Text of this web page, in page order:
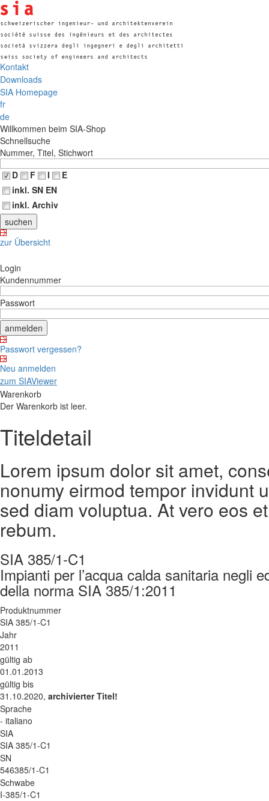
Kontakt
Downloads
SIA Homepage
fr
de
Willkommen beim SIA-Shop
Schnellsuche
Nummer, Titel, Stichwort
D
F I
E
inkl. SN EN
inkl. Archiv
zur Übersicht
Login
Kundennummer
Passwort
Passwort vergessen?
Neu anmelden
zum SIAViewer
Warenkorb
Der Warenkorb ist leer.
Titeldetail
Lorem ipsum dolor sit amet,
nonumy eirmod tempor invidunt
sed diam voluptua. At vero eos
rebum.
SIA 385/1-C1
Impianti per l’acqua calda sanitaria negli
della norma SIA 385/1:2011
Produktnummer
SIA 385/1-C1
Jahr
2011
gültig ab
01.01.2013
gültig bis
31.10.2020, archivierter Titel!
Sprache
- italiano
SIA
SIA 385/1-C1
SN
546385/1-C1
Schwabe
I-385/1-C1